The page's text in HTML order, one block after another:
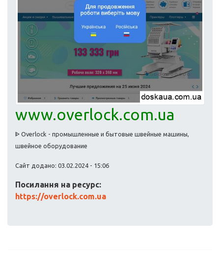
www.overlock.com.ua
ᐈ Overlock - промышленные и бытовые швейные машины,
швейное оборудование
Сайт додано: 03.02.2024 - 15:06
Посилання на ресурс:
https://overlock.com.ua